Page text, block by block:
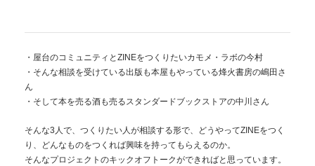
・屋台のコミュニティとZINEをつくりたいカモメ・ラボの今村
・そんな相談を受けている出版も本屋もやっている烽火書房の嶋田さ
ん
・そして本を売る酒も売るスタンダードブックストアの中川さん
そんな3人で、つくりたい人が相談する形で、どうやってZINEをつく
り、どんなものをつくれば興味を持ってもらえるのか。
そんなプロジェクトのキックオフトークができればと思っています。